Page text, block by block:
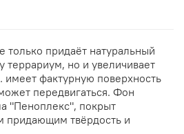
только придаёт натуральный
но и увеличивает
имеет фактурную поверхность
передвигаться. Фон
"Пеноплекс", покрыт
придающим твёрдость и